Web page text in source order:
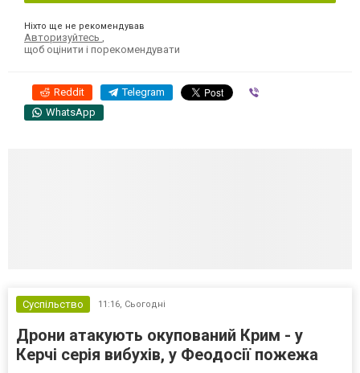
Ніхто ще не рекомендував
Авторизуйтесь ,
щоб оцінити і порекомендувати
Reddit Telegram
WhatsApp
Суспільство 11:16, Сьогодні
Дрони атакують окупований Крим - у
Керчі серія вибухів, у Феодосії пожежа